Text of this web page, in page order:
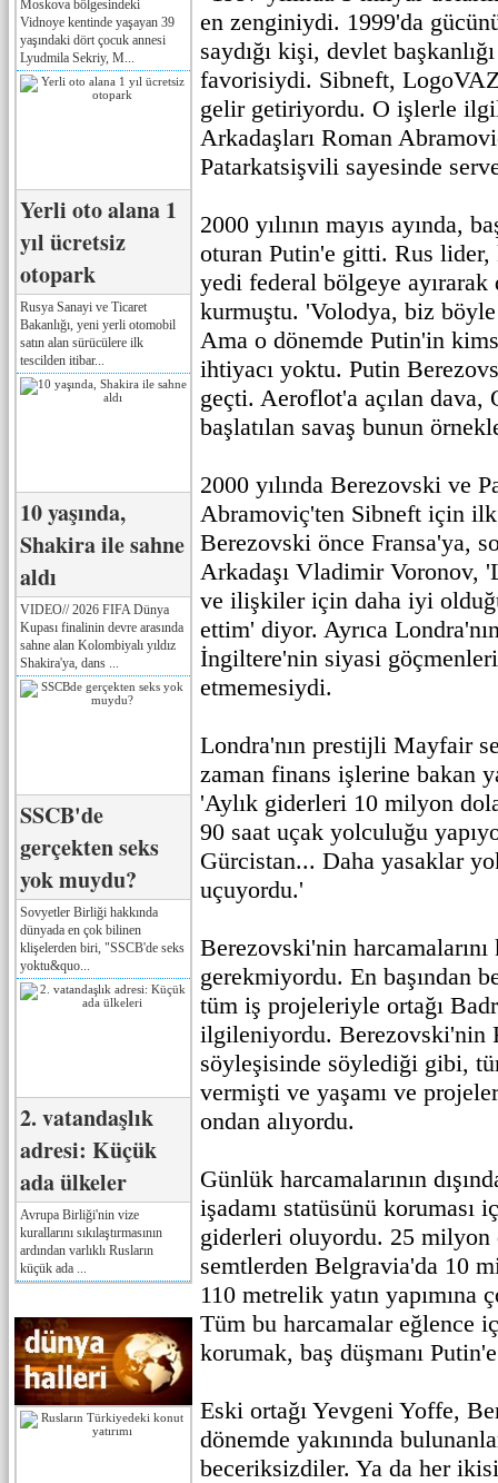
Moskova bölgesindeki
Vidnoye kentinde yaşayan 39
yaşındaki dört çocuk annesi
Lyudmila Sekriy, M...
Yerli oto alana 1
yıl ücretsiz
otopark
Rusya Sanayi ve Ticaret
Bakanlığı, yeni yerli otomobil
satın alan sürücülere ilk
tescilden itibar...
10 yaşında,
Shakira ile sahne
aldı
VIDEO// 2026 FIFA Dünya
Kupası finalinin devre arasında
sahne alan Kolombiyalı yıldız
Shakira'ya, dans ...
SSCB'de
gerçekten seks
yok muydu?
Sovyetler Birliği hakkında
dünyada en çok bilinen
klişelerden biri, "SSCB'de seks
yoktu&quo...
2. vatandaşlık
adresi: Küçük
ada ülkeler
Avrupa Birliği'nin vize
kurallarını sıkılaştırmasının
ardından varlıklı Rusların
küçük ada ...
en zenginiydi. 1999'da
saydığı kişi, devlet
favorisiydi. Sibneft,
gelir getiriyordu. O işlerle
Arkadaşları Roman
Patarkatsişvili sayesinde
2000 yılının mayıs ayında,
oturan Putin'e gitti. Rus lider,
yedi federal bölgeye ayırarak
kurmuştu. 'Volodya, biz böyle
Ama o dönemde Putin'in
ihtiyacı yoktu. Putin
geçti. Aeroflot'a açılan dava,
başlatılan savaş bunun
2000 yılında Berezovski ve
Abramoviç'ten Sibneft için ilk
Berezovski önce Fransa'ya,
Arkadaşı Vladimir Voronov,
ve ilişkiler için daha iyi
ettim' diyor. Ayrıca Londra'nın
İngiltere'nin siyasi
etmemesiydi.
Londra'nın prestijli Mayfair
zaman finans işlerine bakan
'Aylık giderleri 10 milyon
90 saat uçak yolculuğu
Gürcistan... Daha yasaklar
uçuyordu.'
Berezovski'nin
gerekmiyordu. En başından
tüm iş projeleriyle ortağı
ilgileniyordu. Berezovski'nin
söyleşisinde söylediği gibi,
vermişti ve yaşamı ve
ondan alıyordu.
Günlük harcamalarının
işadamı statüsünü koruması
giderleri oluyordu. 25
semtlerden Belgravia'da 10
110 metrelik yatın yapımına
Tüm bu harcamalar eğlence
korumak, baş düşmanı
Eski ortağı Yevgeni Yoffe,
dönemde yakınında
beceriksizdiler. Ya da her